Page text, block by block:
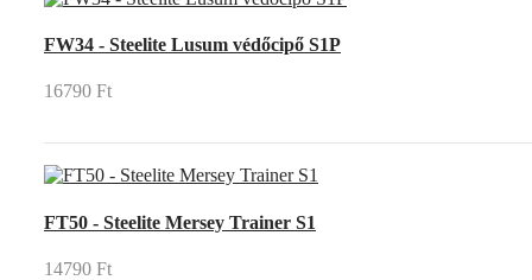
FW34 - Steelite Lusum védőcipő S1P
16790 Ft
FT50 - Steelite Mersey Trainer S1
14790 Ft